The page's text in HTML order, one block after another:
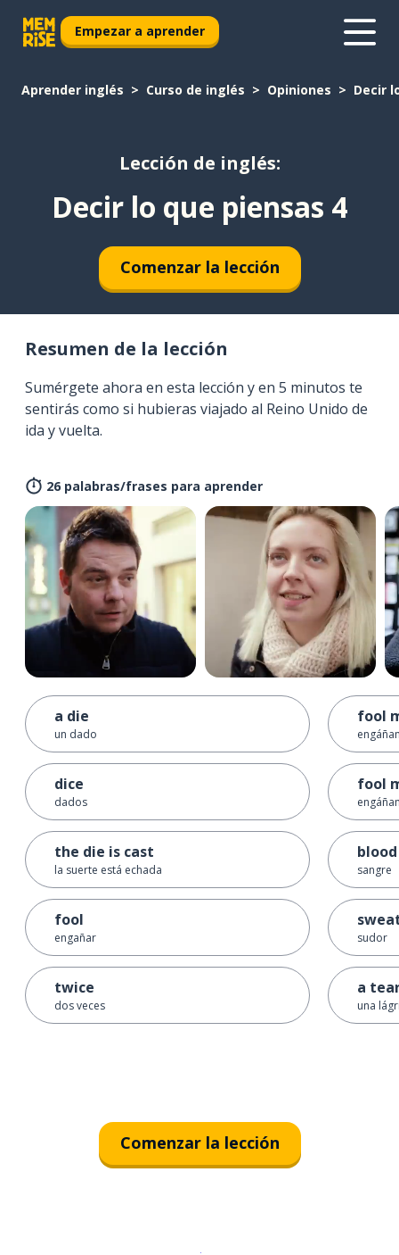
Empezar a aprender
Aprender inglés Curso de inglés Opiniones Decir
Lección de inglés:
Decir lo que piensas 4
Comenzar la lección
Resumen de la lección
Sumérgete ahora en esta lección y en 5 minutos te
sentirás como si hubieras viajado al Reino Unido de
ida y vuelta.
26 palabras/frases para aprender
a die
un dado
dice
dados
the die is cast
la suerte está echada
fool
engañar
twice
dos veces
fool
fool
blood
sangre
sudor
a
una
Comenzar la lección